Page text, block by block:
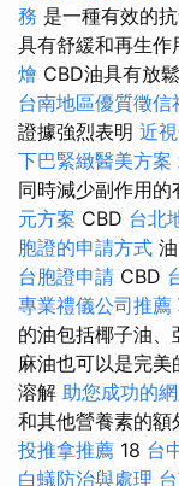
務 是一種有效的
具有舒緩和再生作
燴 CBD油具有放
台南地區優質徵信
證據強烈表明 近
下巴緊緻醫美方案
同時減少副作用
元方案 CBD 台北
胞證的申請方式
台胞證申請 CBD
專業禮儀公司推薦
的油包括椰子油
麻油也可以是完美
溶解 助您成功的
和其他營養素的額
投推拿推薦 18 台
白蟻防治與處理